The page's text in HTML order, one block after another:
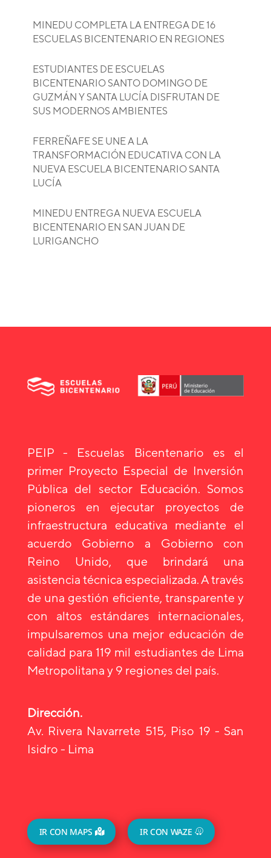
MINEDU COMPLETA LA ENTREGA DE 16
ESCUELAS BICENTENARIO EN REGIONES
ESTUDIANTES DE ESCUELAS
BICENTENARIO SANTO DOMINGO DE
GUZMÁN Y SANTA LUCÍA DISFRUTAN DE
SUS MODERNOS AMBIENTES
FERREÑAFE SE UNE A LA
TRANSFORMACIÓN EDUCATIVA CON LA
NUEVA ESCUELA BICENTENARIO SANTA
LUCÍA
MINEDU ENTREGA NUEVA ESCUELA
BICENTENARIO EN SAN JUAN DE
LURIGANCHO
PEIP - Escuelas Bicentenario es el
primer Proyecto Especial de Inversión
Pública del sector Educación. Somos
pioneros en ejecutar proyectos de
infraestructura educativa mediante el
acuerdo Gobierno a Gobierno con
Reino Unido, que brindará una
asistencia técnica especializada. A través
de una gestión eficiente, transparente y
con altos estándares internacionales,
impulsaremos una mejor educación de
calidad para 119 mil estudiantes de Lima
Metropolitana y 9 regiones del país.
Dirección.
Av. Rivera Navarrete 515, Piso 19 - San
Isidro - Lima
IR CON MAPS IR CON WAZE